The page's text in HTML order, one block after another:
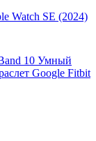
Watch SE (2024)
10 Умный
Google Fitbit